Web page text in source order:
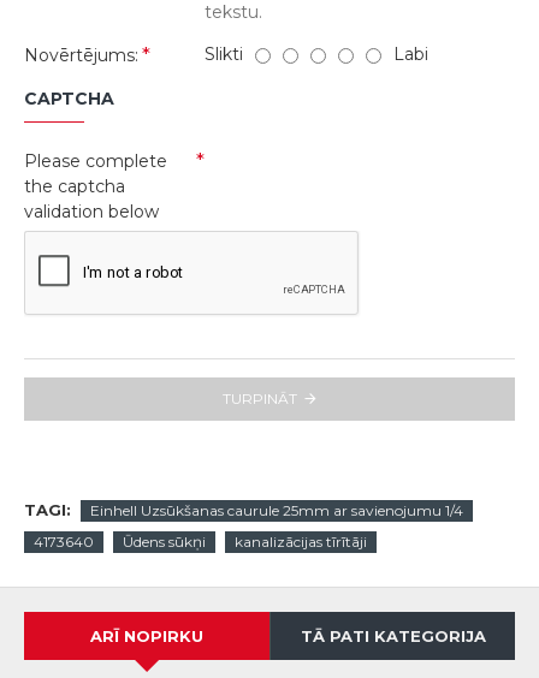
tekstu.
Novērtējums:
Slikti Labi
CAPTCHA
Please complete
the captcha
validation below
TURPINĀT
TAGI:
Einhell Uzsūkšanas caurule 25mm ar savienojumu 1/4
4173640
Ūdens sūkņi kanalizācijas tīrītāji
ARĪ NOPIRKU TĀ PATI KATEGORIJA